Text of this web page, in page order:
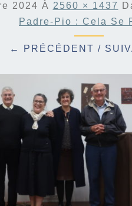
2024 À 2560 × 1437
Padre-Pio : Cela Se
← PRÉCÉDENT /